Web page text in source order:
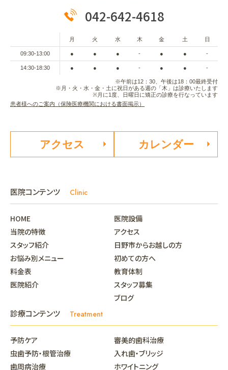
042-642-4618
月 火 水 木 金 土 日
09:30-13:00 ● ● ● - ● ● -
14:30-18:30 ● ● ● - ● ● -
※午前は12：30、午後は18：00最終受付
※月・火・水・金・土に祝日がある週の「木」は診療いたします
※月に1度、日曜日に矯正の診療を行なっています
患者様へのご案内（保険医療機関における書面掲示）
アクセス カレンダー
医院コンテンツ Clinic
HOME
当院の特徴
スタッフ紹介
お悩み別メニュー
料金表
医院紹介
医院設備
アクセス
日野市からお越しの方
初めての方へ
教育体制
スタッフ募集
ブログ
診療コンテンツ Treatment
予防ケア
虫歯予防・根管治療
歯周病治療
審美的歯科治療
入れ歯・ブリッジ
ホワイトニング